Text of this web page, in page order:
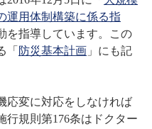
運用体制構築に係る指
を指導しています。この
「 防災基本計画 」にも記
応変に対応をしなければ
行規則第176条はドクター